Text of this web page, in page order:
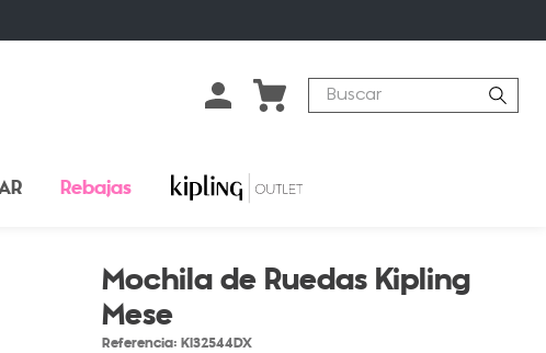
Buscar
Rebajas
Mochila de Ruedas Kipling
Mese
Referencia:KI32544DX